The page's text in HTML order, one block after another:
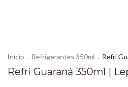
Início . Refrigerantes 350ml . Refri
Refri Guaraná 350ml |